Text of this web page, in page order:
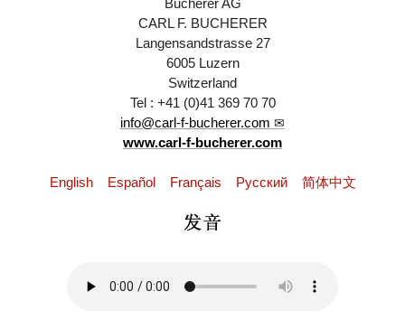
Bucherer AG
CARL F. BUCHERER
Langensandstrasse 27
6005 Luzern
Switzerland
Tel : +41 (0)41 369 70 70
info@carl-f-bucherer.com
www.carl-f-bucherer.com
English Español Français Pусский 简体中文